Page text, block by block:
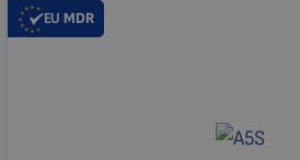
EU MDR